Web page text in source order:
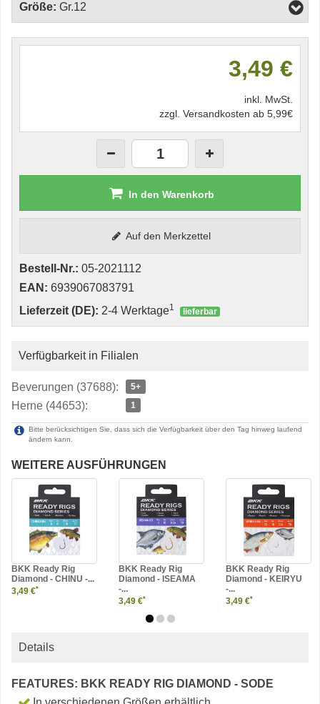
Größe: Gr.12
3,49 €
inkl. MwSt.
zzgl. Versandkosten ab 5,99€
In den Warenkorb
Auf den Merkzettel
Bestell-Nr.: 05-2021112
EAN: 6939067083791
Lieferzeit (DE): 2-4 Werktage1 lieferbar
Verfügbarkeit in Filialen
Beverungen (37688): 5+
Herne (44653): 1
Bitte berücksichtigen Sie, dass sich die Verfügbarkeit über den Tag hinweg laufend
ändern kann.
WEITERE AUSFÜHRUNGEN
BKK Ready Rig
Diamond - CHINU -...
3,49 €*
BKK Ready Rig
Diamond - ISEAMA
-...
3,49 €*
BKK Ready Rig
Diamond - KEIRYU
-...
3,49 €*
Details
FEATURES: BKK READY RIG DIAMOND - SODE